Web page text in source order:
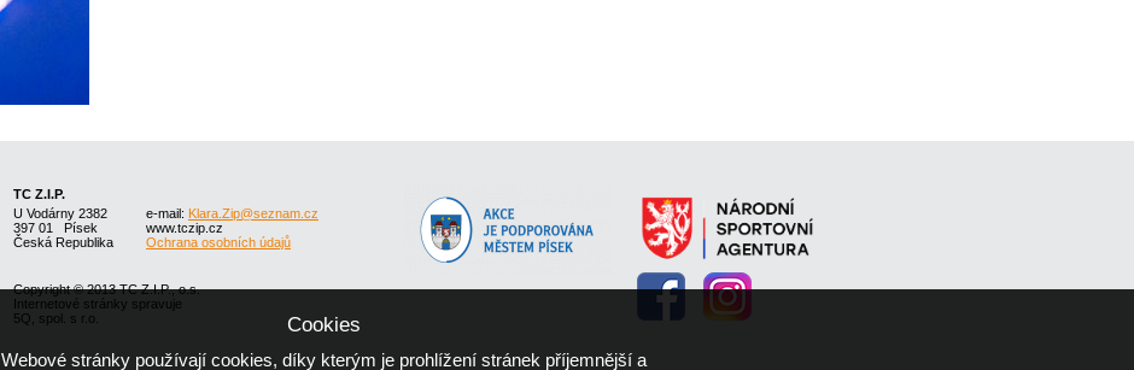
TC Z.I.P.
U Vodárny 2382
397 01 Písek
Česká Republika
e-mail: Klara.Zip@seznam.cz
www.tczip.cz
Ochrana osobních údajů
Copyright © 2013 TC Z.I.P., o.s.
Internetové stránky spravuje
5Q, spol. s r.o.
Cookies
Webové stránky používají cookies, díky kterým je prohlížení stránek příjemnější a